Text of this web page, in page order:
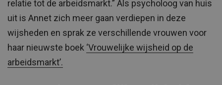
relatie tot de arbeidsmarkt.” Als psycholoog van huis
uit is Annet zich meer gaan verdiepen in deze
wijsheden en sprak ze verschillende vrouwen voor
haar nieuwste boek ‘Vrouwelijke wijsheid op de
arbeidsmarkt’.